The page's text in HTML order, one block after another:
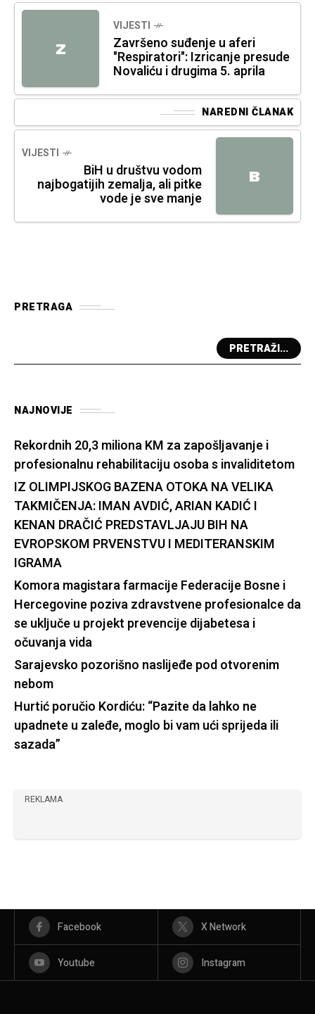
Z
VIJESTI
Završeno suđenje u aferi
"Respiratori": Izricanje presude
Novaliću i drugima 5. aprila
NAREDNI ČLANAK
B
VIJESTI
BiH u društvu vodom
najbogatijih zemalja, ali pitke
vode je sve manje
PRETRAGA
PRETRAŽI...
NAJNOVIJE
Rekordnih 20,3 miliona KM za zapošljavanje i
profesionalnu rehabilitaciju osoba s invaliditetom
IZ OLIMPIJSKOG BAZENA OTOKA NA VELIKA
TAKMIČENJA: IMAN AVDIĆ, ARIAN KADIĆ I
KENAN DRAČIĆ PREDSTAVLJAJU BIH NA
EVROPSKOM PRVENSTVU I MEDITERANSKIM
IGRAMA
Komora magistara farmacije Federacije Bosne i
Hercegovine poziva zdravstvene profesionalce da
se uključe u projekt prevencije dijabetesa i
očuvanja vida
Sarajevsko pozorišno naslijeđe pod otvorenim
nebom
Hurtić poručio Kordiću: “Pazite da lahko ne
upadnete u zaleđe, moglo bi vam ući sprijeda ili
sazada”
REKLAMA
Facebook X Network
Youtube Instagram